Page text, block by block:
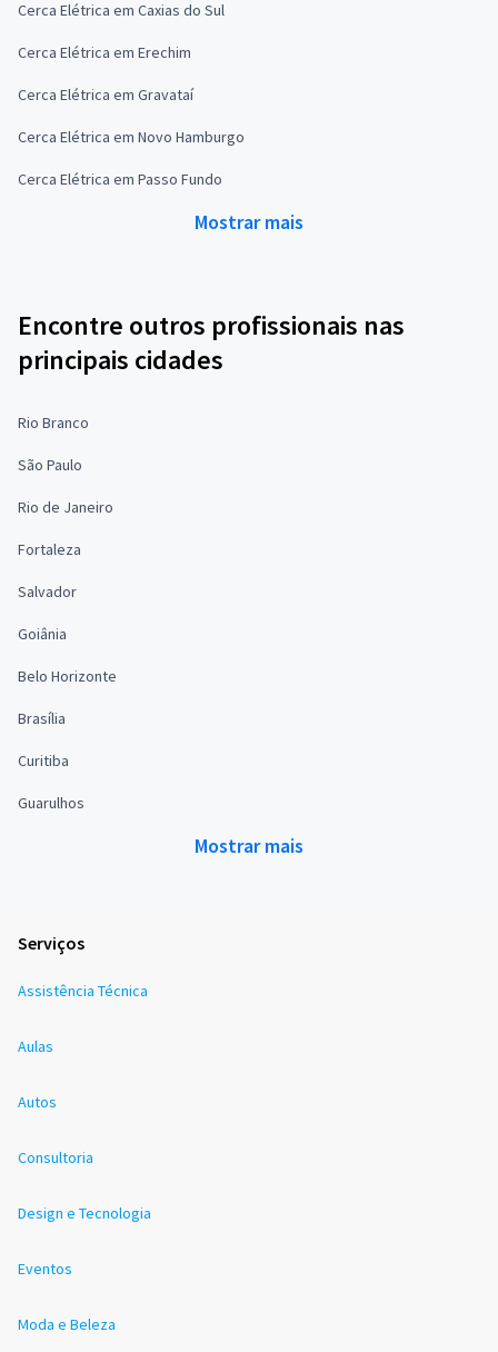
Cerca Elétrica em Caxias do Sul
Cerca Elétrica em Erechim
Cerca Elétrica em Gravataí
Cerca Elétrica em Novo Hamburgo
Cerca Elétrica em Passo Fundo
Mostrar mais
Encontre outros profissionais nas
principais cidades
Rio Branco
São Paulo
Rio de Janeiro
Fortaleza
Salvador
Goiânia
Belo Horizonte
Brasília
Curitiba
Guarulhos
Mostrar mais
Serviços
Assistência Técnica
Aulas
Autos
Consultoria
Design e Tecnologia
Eventos
Moda e Beleza